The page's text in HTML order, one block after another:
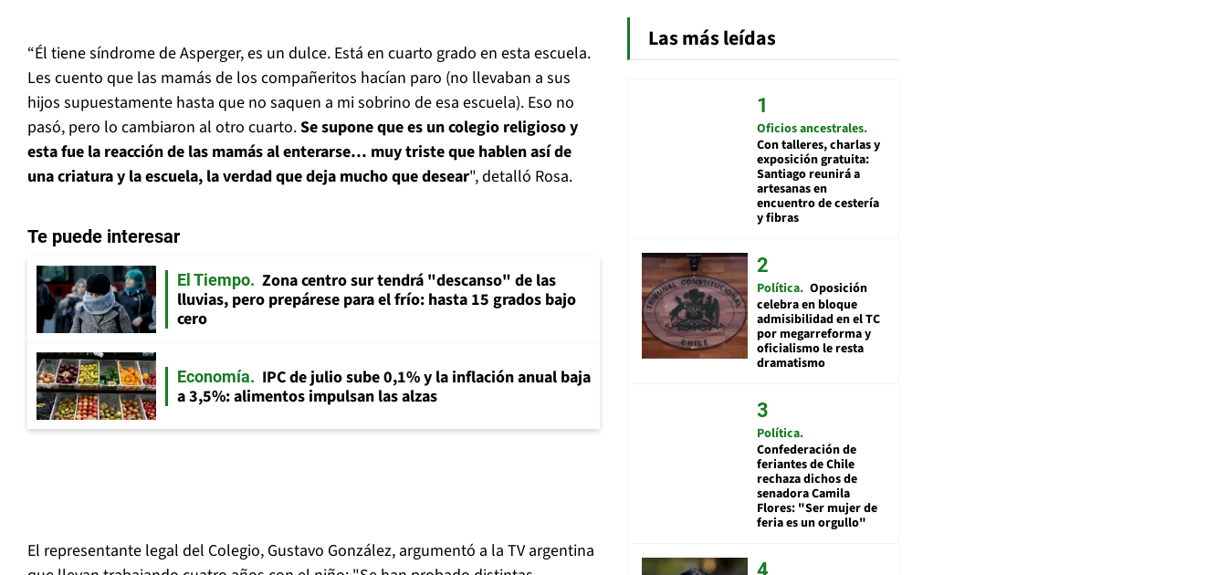
“Él tiene síndrome de Asperger, es un dulce. Está en cuarto grado en esta escuela.
Les cuento que las mamás de los compañeritos hacían paro (no llevaban a sus
hijos supuestamente hasta que no saquen a mi sobrino de esa escuela). Eso no
pasó, pero lo cambiaron al otro cuarto.Se supone que es un colegio religioso y
esta fue la reacción de las mamás al enterarse… muy triste que hablen así de
una criatura y la escuela, la verdad que deja mucho que desear", detalló Rosa.
Te puede interesar
El Tiempo
Zona centro sur tendrá "descanso" de las
lluvias, pero prepárese para el frío: hasta 15 grados bajo
cero
Economía
IPC de julio sube 0,1% y la inflación anual baja
a 3,5%: alimentos impulsan las alzas
El representante legal del Colegio, Gustavo González, argumentó a la TV argentina
Las más leídas
Oficios ancestrales
Con talleres, charlas y
exposición gratuita:
Santiago reunirá a
artesanas en
encuentro de cestería
y fibras
Política Oposición
celebra en bloque
admisibilidad en el TC
por megarreforma y
oficialismo le resta
dramatismo
Política
Confederación de
feriantes de Chile
rechaza dichos de
senadora Camila
Flores: "Ser mujer de
feria es un orgullo"